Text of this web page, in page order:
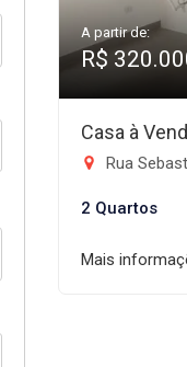
A partir de:
R$
Casa à
Rua
2 Quartos
Mais